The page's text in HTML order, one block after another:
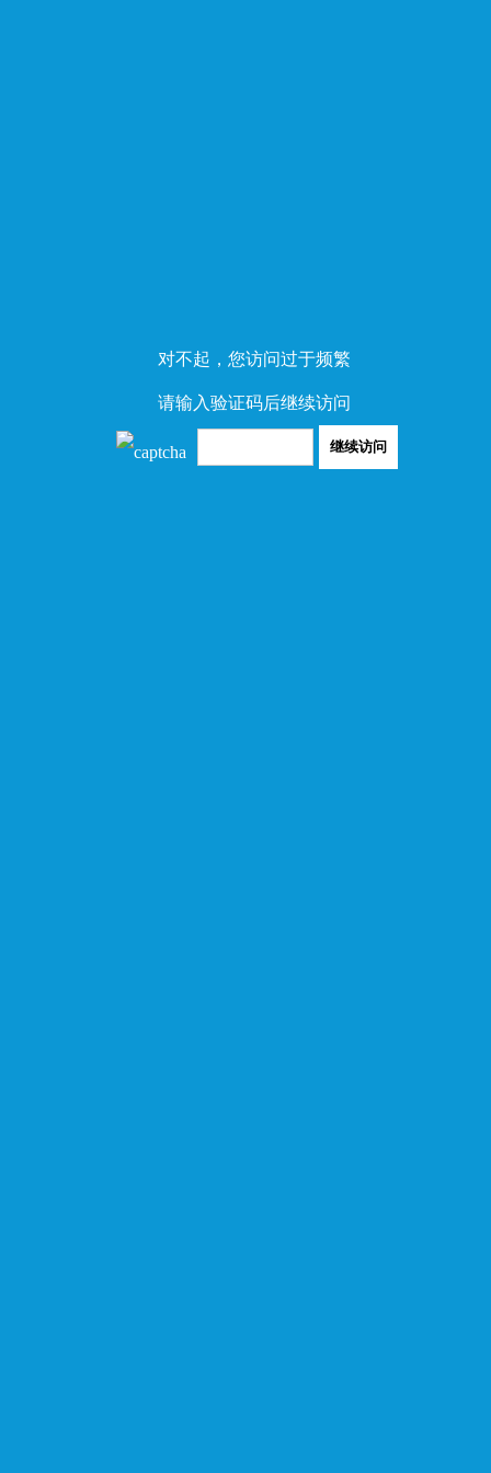
对不起，您访问过于频繁
请输入验证码后继续访问
继续访问